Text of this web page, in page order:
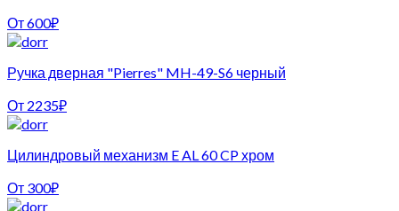
От600₽
Ручка дверная "Pierres" MH-49-S6 черный
От 2235₽
Цилиндровый механизм E AL 60 CP хром
От 300₽